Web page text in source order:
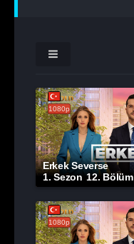
1080p
Erkek Severse
1. Sezon 12. Bölüm
1080p